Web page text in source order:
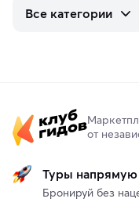
Все категории
от
Туры напрямую
Бронируй без